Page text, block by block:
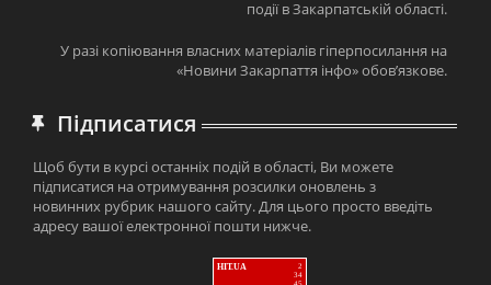
події в Закарпатській області.
У разі копіювання власних матеріалів гіперпосилання на
«Новини Закарпаття інфо» обов’язкове.
Підписатися
Щоб бути в курсі останніх подій в області, Ви можете
підписатися на отримування розсилки оновлень з
новинних рубрик нашого сайту. Для цього просто введіть
адресу вашої електронної пошти нижче.
HIT.UA
2
34